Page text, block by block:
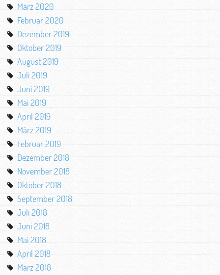
März 2020
Februar 2020
Dezember 2019
Oktober 2019
August 2019
Juli 2019
Juni 2019
Mai 2019
April 2019
März 2019
Februar 2019
Dezember 2018
November 2018
Oktober 2018
September 2018
Juli 2018
Juni 2018
Mai 2018
April 2018
März 2018